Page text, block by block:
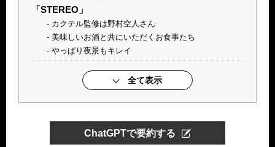
「STEREO」
カクテル監修は野村空人さん
美味しいお酒と共にいただくお食事たち
やっぱり夜景もキレイ
全て表示
ChatGPTで要約する